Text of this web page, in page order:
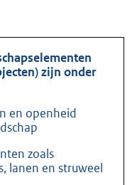
zijn onder
en openheid
zoals
lanen en struweel